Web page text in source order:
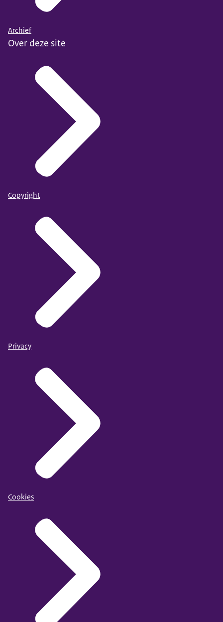
Archief
Over deze site
Copyright
Privacy
Cookies